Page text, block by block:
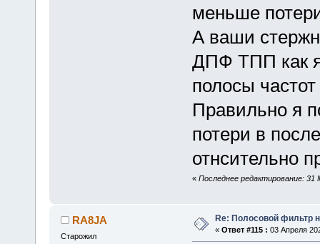
меньше
А ваши
ДПФ ТПП как я
полосы
Правильно я
потери в
отнсительно
« Последнее редактирование:
RA8JA
Старожил
Re: Полосовой фильтр
« Ответ #115 : 03 Апреля